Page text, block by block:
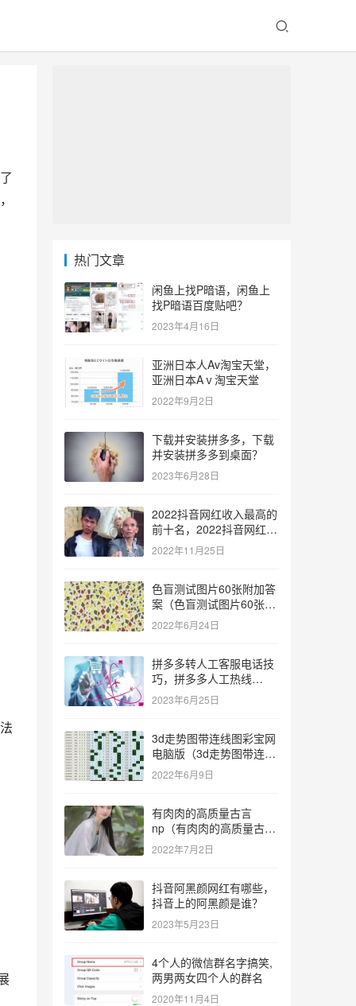
热门文章
闲鱼上找P暗语，闲鱼上
找P暗语百度贴吧？
2023年4月16日
亚洲日本人Av淘宝天堂，
亚洲日本Aⅴ淘宝天堂
2022年9月2日
下载并安装拼多多，下载
并安装拼多多到桌面？
2023年6月28日
2022抖音网红收入最高的
前十名，2022抖音网红收
入最高的前十名有哪些？
2022年11月25日
色盲测试图片60张附加答
案（色盲测试图片60张复
杂）
2022年6月24日
拼多多转人工客服电话技
巧，拼多多人工热线
9541344？
2023年6月25日
3d走势图带连线图彩宝网
电脑版（3d走势图带连线
图彩宝网手机版）
2022年6月9日
有肉肉的高质量古言
np（有肉肉的高质量古言
np推荐）
2022年7月2日
抖音阿黑颜网红有哪些，
抖音上的阿黑颜是谁？
2023年5月23日
4个人的微信群名字搞笑,
两男两女四个人的群名
2020年11月4日